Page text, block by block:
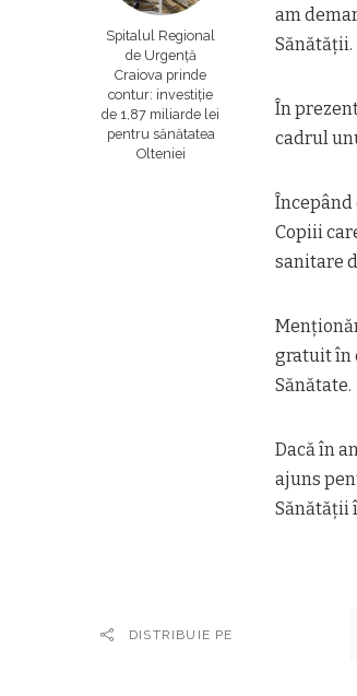
Spitalul Regional
de Urgență
Craiova prinde
contur: investiție
de 1,87 miliarde lei
pentru sănătatea
Olteniei
am
Sănătății.
În
cadrul
Începând
Copiii
sanitare
gratuit în
Sănătate.
Dacă în
ajuns
Sănătății
DISTRIBUIE PE